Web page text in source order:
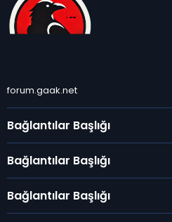
forum.gaak.net
Bağlantılar Başlığı
Bağlantılar Başlığı
Bağlantılar Başlığı